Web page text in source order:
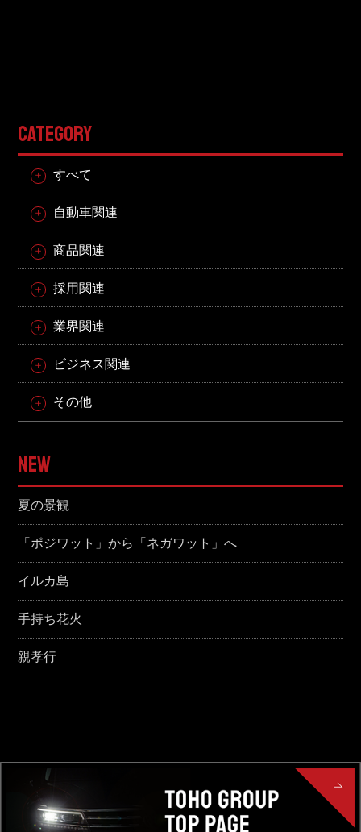
CATEGORY
すべて
自動車関連
商品関連
採用関連
業界関連
ビジネス関連
その他
NEW
夏の景観
「ポジワット」から「ネガワット」へ
イルカ島
手持ち花火
親孝行